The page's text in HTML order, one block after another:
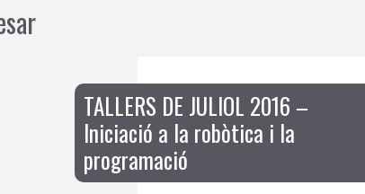
TALLERS DE JULIOL 2016 –
Iniciació a la robòtica i la
programació